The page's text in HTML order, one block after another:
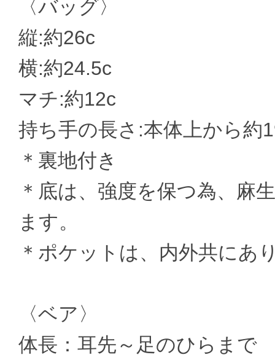
〈バッグ〉
縦:約26c
横:約24.5c
マチ:約12c
持ち手の長さ:本体上から約
＊裏地付き
＊底は、強度を保つ為、麻
ます。
＊ポケットは、内外共にあ
〈ベア〉
体長：耳先～足のひらまで